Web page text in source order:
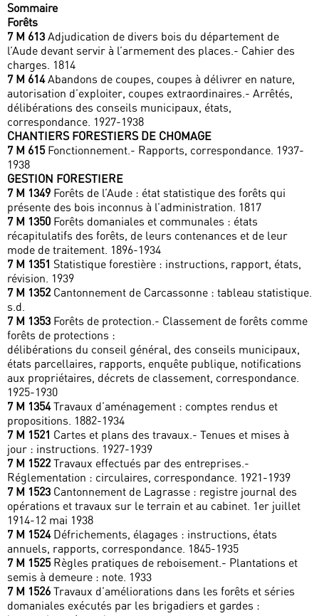
Sommaire
Forêts
7 M 613 Adjudication de divers bois du département de
l’Aude devant servir à l’armement des places.- Cahier des
charges. 1814
7 M 614Abandons de coupes, coupes à délivrer en nature,
autorisation d’exploiter, coupes extraordinaires.- Arrêtés,
délibérations des conseils municipaux, états,
correspondance. 1927-1938
CHANTIERS FORESTIERS DE CHOMAGE
7 M 615 Fonctionnement.- Rapports, correspondance. 1937-
1938
GESTION FORESTIERE
7 M 1349 Forêts de l’Aude : état statistique des forêts qui
présente des bois inconnus à l’administration. 1817
7 M 1350 Forêts domaniales et communales : états
récapitulatifs des forêts, de leurs contenances et de leur
mode de traitement. 1896-1934
7 M 1351 Statistique forestière : instructions, rapport, états,
révision. 1939
7 M 1352 Cantonnement de Carcassonne : tableau statistique.
s.d.
7 M 1353 Forêts de protection.- Classement de forêts comme
forêts de protections :
délibérations du conseil général, des conseils municipaux,
états parcellaires, rapports, enquête publique, notifications
aux propriétaires, décrets de classement, correspondance.
1925-1930
7 M 1354Travaux d’aménagement : comptes rendus et
propositions. 1882-1934
7 M 1521 Cartes et plans des travaux.- Tenues et mises à
jour : instructions. 1927-1939
7 M 1522 Travaux effectués par des entreprises.-
Réglementation : circulaires, correspondance. 1921-1939
7 M 1523 Cantonnement de Lagrasse : registre journal des
opérations et travaux sur le terrain et au cabinet. 1er juillet
1914-12 mai 1938
7 M 1524Défrichements, élagages : instructions, états
annuels, rapports, correspondance. 1845-1935
7 M 1525 Règles pratiques de reboisement.- Plantations et
semis à demeure : note. 1933
7 M 1526 Travaux d’améliorations dans les forêts et séries
domaniales exécutés par les brigadiers et gardes :